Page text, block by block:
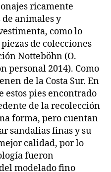
ricamente
de animales y
como lo
de colecciones
Notteböhn (O.
personal 2014). Como
de la Costa Sur. En
estos pies encontrado
de la recolección
forma, pero cuentan
sandalias finas y su
calidad, por lo
fueron
modelado fino